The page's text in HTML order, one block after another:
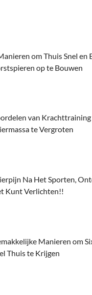
om Thuis Snel en
op te Bouwen
van Krachttraining
te Vergroten
Na Het Sporten,
Kunt Verlichten!!
Manieren om
Thuis te Krijgen